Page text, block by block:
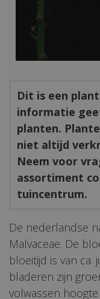
Dit is een
informatie
planten.
niet altijd
Neem voor
assortiment
tuincentrum.
De nederlandse
Malvaceae. De
bloeitijd is van
bladeren zijn
volwassen